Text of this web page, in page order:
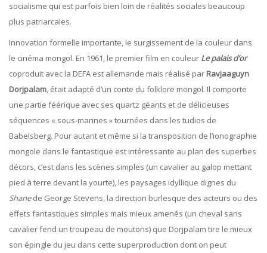
socialisme qui est parfois bien loin de réalités sociales beaucoup
plus patriarcales.
Innovation formelle importante, le surgissement de la couleur dans
le cinéma mongol. En 1961, le premier film en couleur Le palais d’or
coproduit avec la DEFA est allemande mais réalisé par Ravjaaguyn
Dorjpalam, était adapté d’un conte du folklore mongol. Il comporte
une partie féérique avec ses quartz géants et de délicieuses
séquences « sous-marines » tournées dans les tudios de
Babelsberg. Pour autant et même si la transposition de l’ionographie
mongole dans le fantastique est intéressante au plan des superbes
décors, c’est dans les scènes simples (un cavalier au galop mettant
pied à terre devant la yourte), les paysages idyllique dignes du
Shanede George Stevens, la direction burlesque des acteurs ou des
effets fantastiques simples mais mieux amenés (un cheval sans
cavalier fend un troupeau de moutons) que Dorjpalam tire le mieux
son épingle du jeu dans cette superproduction dont on peut